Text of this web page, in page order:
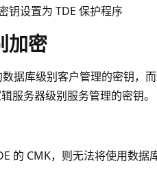
钥设置为 TDE 保护程序
加密
数据库级别客户管理的密钥，
服务器级别服务管理的密钥。
的 CMK，则无法将使用数